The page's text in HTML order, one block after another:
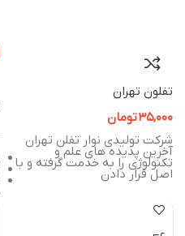
تفلون تهران
35,000تومان
شرکت تولیدی نوار تفلن تهران
آخرین پدیده های علم و
تکنولوژی را به خدمت گرفته و با
اصل قرار دادن